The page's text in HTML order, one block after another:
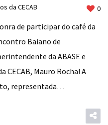
da CECAB 0
de participar do café da
Baiano de
da ABASE e
CECAB, Mauro Rocha! A
representada…